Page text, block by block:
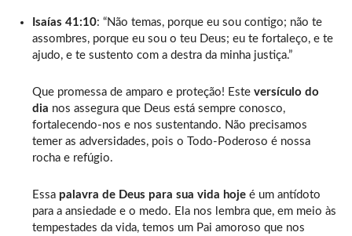
Isaías 41:10: “Não temas, porque eu sou contigo; não te
assombres, porque eu sou o teu Deus; eu te fortaleço, e te
ajudo, e te sustento com a destra da minha justiça.”
Que promessa de amparo e proteção! Este versículo do
dia nos assegura que Deus está sempre conosco,
fortalecendo-nos e nos sustentando. Não precisamos
temer as adversidades, pois o Todo-Poderoso é nossa
rocha e refúgio.
Essa palavra de Deus para sua vida hoje é um antídoto
para a ansiedade e o medo. Ela nos lembra que, em meio às
tempestades da vida, temos um Pai amoroso que nos